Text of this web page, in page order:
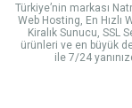
Türkiye’nin markası
Web Hosting, En Hızlı
Kiralık Sunucu, SSL
ürünleri ve en büyük
ile 7/24